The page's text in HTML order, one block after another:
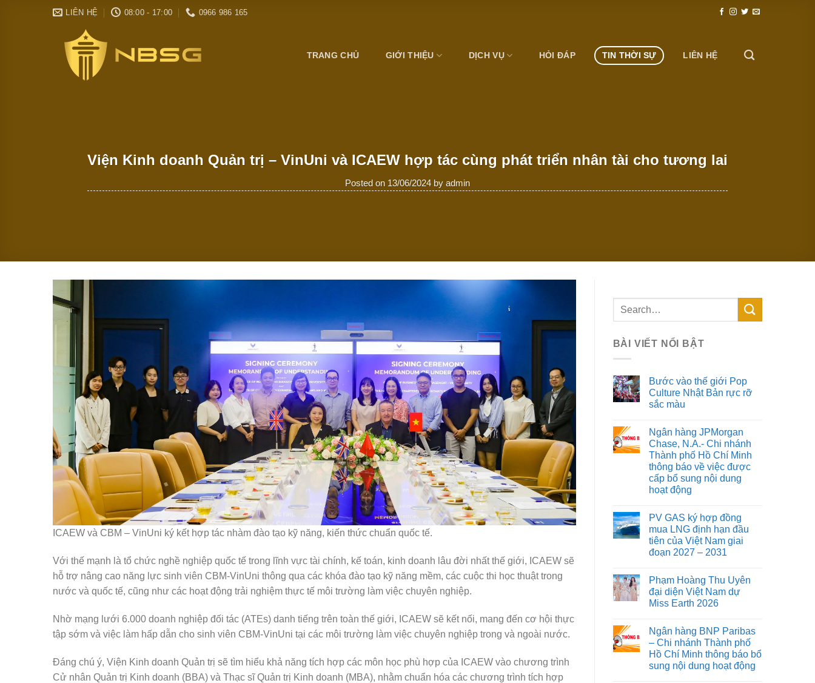
LIÊN HỆ 08:00 - 17:00 0966 986 165
TRANG CHỦ GIỚI THIỆU DỊCH VỤ HỎI ĐÁP TIN THỜI SỰ LIÊN HỆ
Viện Kinh doanh Quản trị – VinUni và ICAEW hợp tác cùng phát triển nhân tài cho tương lai
Posted on 13/06/2024 by admin
ICAEW và CBM – VinUni ký kết hợp tác nhàm đào tạo kỹ năng, kiến thức chuẩn quốc tế.
Với thế mạnh là tổ chức nghề nghiệp quốc tế trong lĩnh vực tài chính, kế toán, kinh doanh lâu đời nhất thế giới, ICAEW sẽ
hỗ trợ nâng cao năng lực sinh viên CBM-VinUni thông qua các khóa đào tạo kỹ năng mềm, các cuộc thi học thuật trong
nước và quốc tế, cũng như các hoạt động trải nghiệm thực tế môi trường làm việc chuyên nghiệp.
Nhờ mạng lưới 6.000 doanh nghiệp đối tác (ATEs) danh tiếng trên toàn thế giới, ICAEW sẽ kết nối, mang đến cơ hội thực
tập sớm và việc làm hấp dẫn cho sinh viên CBM-VinUni tại các môi trường làm việc chuyên nghiệp trong và ngoài nước.
Đáng chú ý, Viện Kinh doanh Quản trị sẽ tìm hiểu khả năng tích hợp các môn học phù hợp của ICAEW vào chương trình
Cử nhân Quản trị Kinh doanh (BBA) và Thạc sĩ Quản trị Kinh doanh (MBA), nhằm chuẩn hóa các chương trình tích hợp
BÀI VIẾT NỔI BẬT
Bước vào thế giới Pop
Culture Nhật Bản rực rỡ
sắc màu
Ngân hàng JPMorgan
Chase, N.A.- Chi nhánh
Thành phố Hồ Chí Minh
thông báo về việc được
cấp bổ sung nội dung
hoạt động
PV GAS ký hợp đồng
mua LNG định hạn đầu
tiên của Việt Nam giai
đoạn 2027 – 2031
Phạm Hoàng Thu Uyên
đại diện Việt Nam dự
Miss Earth 2026
Ngân hàng BNP Paribas
– Chi nhánh Thành phố
Hồ Chí Minh thông báo bổ
sung nội dung hoạt động